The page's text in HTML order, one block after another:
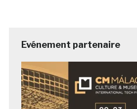
Evénement partenaire